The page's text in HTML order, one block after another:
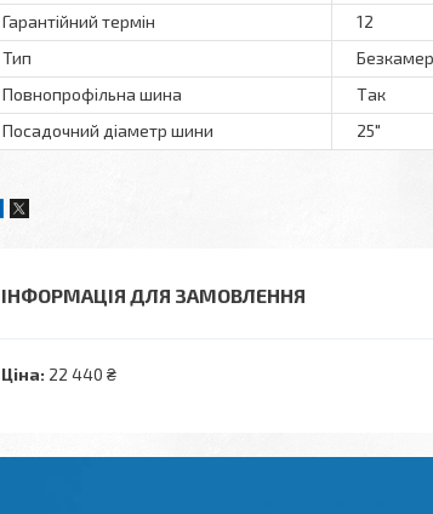
Гарантійний термін
12
Тип
Повнопрофільна шина
Так
Посадочний діаметр шини
25"
ІНФОРМАЦІЯ ДЛЯ ЗАМОВЛЕННЯ
Ціна: 22 440 ₴